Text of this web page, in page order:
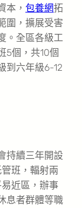
本， 包養網拓
圍，擴展受害
。全區各級工
5個，共10個
到六年級6-12
持續三年開設
管班，輻射兩
近區，辦事
息者群體等職